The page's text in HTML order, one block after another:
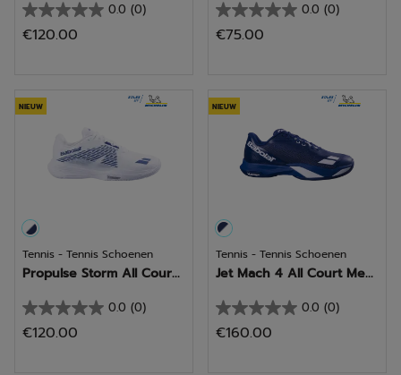
0.0 (0)
0.0
van
sterren.
€120.00
0.0 (0)
0.0
van
sterren.
€75.00
NIEUW
Tennis - Tennis Schoenen
Propulse Storm All Cour...
0.0 (0)
0.0
van
€120.00
NIEUW
Tennis - Tennis Schoenen
Jet Mach 4 All Court Me...
0.0 (0)
0.0
van
€160.00